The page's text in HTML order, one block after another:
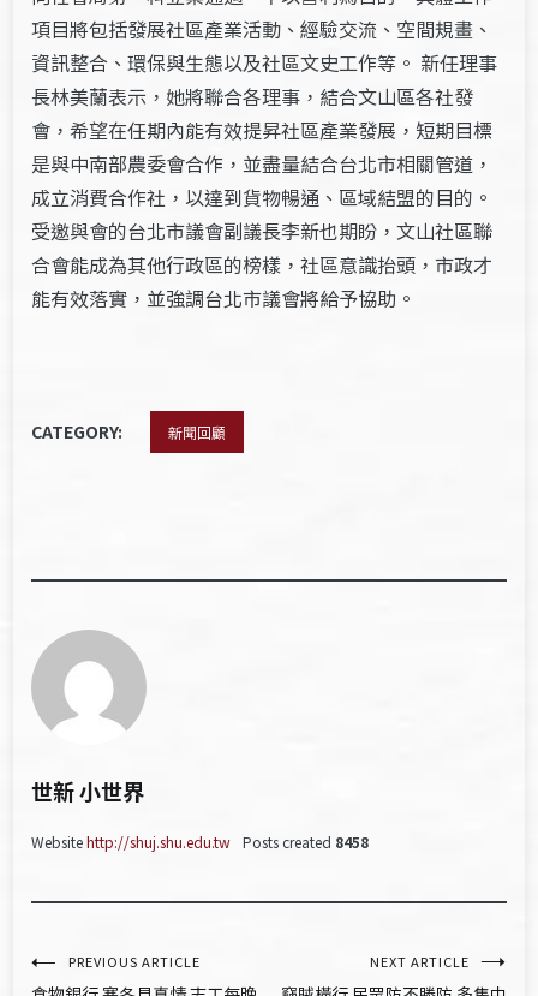
項目將包括發展社區產業活動、經驗交流、空間規畫、
資訊整合、環保與生態以及社區文史工作等。 新任理事
長林美蘭表示，她將聯合各理事，結合文山區各社發
會，希望在任期內能有效提昇社區產業發展，短期目標
是與中南部農委會合作，並盡量結合台北市相關管道，
成立消費合作社，以達到貨物暢通、區域結盟的目的。
受邀與會的台北市議會副議長李新也期盼，文山社區聯
合會能成為其他行政區的榜樣，社區意識抬頭，市政才
能有效落實，並強調台北市議會將給予協助。
CATEGORY: 新聞回顧
世新 小世界
Websitehttp://shuj.shu.edu.tw Posts created 8458
文
PREVIOUS ARTICLE NEXT ARTICLE